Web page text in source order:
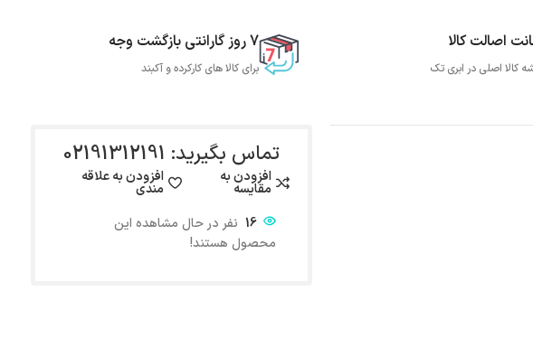
اصالت کالا
کالا اصلی در ابری تک
7 روز گارانتی بازگشت وجه
برای کالا های کارکرده و آکبند
تماس بگیرید: 02191312191
افزودن به
مقایسه
افزودن به علاقه
مندی
16 نفر در حال مشاهده این
محصول هستند!